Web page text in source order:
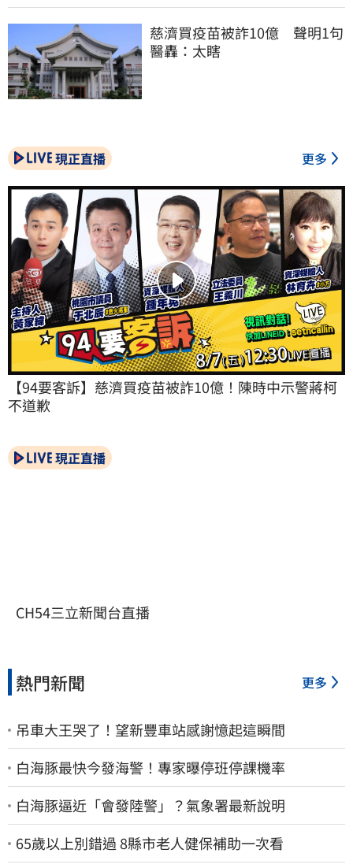
慈濟買疫苗被詐10億　聲明1句
醫轟：太瞎
現正直播 更多
【94要客訴】慈濟買疫苗被詐10億！陳時中示警蔣柯
不道歉
現正直播
CH54三立新聞台直播
熱門新聞 更多
吊車大王哭了！望新豐車站感謝憶起這瞬間
白海豚最快今發海警！專家曝停班停課機率
白海豚逼近「會發陸警」？氣象署最新說明
65歲以上別錯過 8縣市老人健保補助一次看